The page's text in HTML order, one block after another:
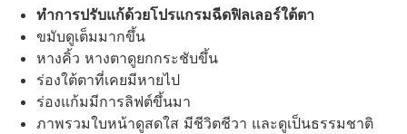
ทำการปรับแก้ด้วยโปรแกรมฉีดฟิลเลอร์ใต้ตา
ขมับดูเต็มมากขึ้น
หางคิ้ว หางตาดูยกกระชับขึ้น
ร่องใต้ตาที่เคยมีหายไป
ร่องแก้มมีการลิฟต์ขึ้นมา
ภาพรวมใบหน้าดูสดใส มีชีวิตชีวา และดูเป็นธรรมชาติ